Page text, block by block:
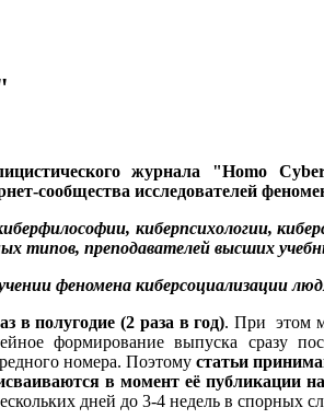
журнала "Homo
сообщества исследователей
киберпсихологии,
типов, преподавателей высших
феномена киберсоциализации
в полугодие (2 раза в год). При этом
формирование выпуска сразу
номера. Поэтому статьи
в момент её публикации
дней до 3-4 недель в спорных